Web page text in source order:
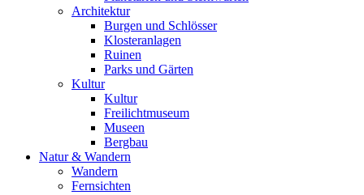
Architektur
Burgen und Schlösser
Klosteranlagen
Ruinen
Parks und Gärten
Kultur
Kultur
Freilichtmuseum
Museen
Bergbau
Natur & Wandern
Wandern
Fernsichten